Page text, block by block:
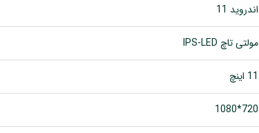
اندروید 11
مولتی تاچ IPS-LED
11 اینچ
720*1080